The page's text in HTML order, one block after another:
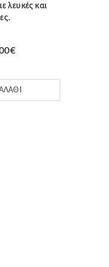
λευκές και
€